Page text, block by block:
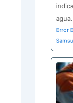
Error